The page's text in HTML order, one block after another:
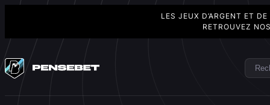
LES JEUX D’ARGENT ET
RETROUVEZ
au
contenu